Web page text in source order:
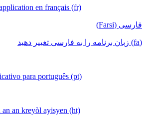
en français (fr)
فارسی (Farsi)
(fa) زبان برنامه را به فارسی تغییر دهید
para português (pt)
an kreyòl ayisyen (ht)